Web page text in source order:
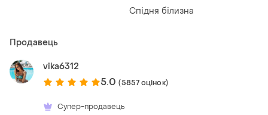
Спідня білизна
Продавець
vika6312
5.0 (5857 оцінок)
Супер-продавець